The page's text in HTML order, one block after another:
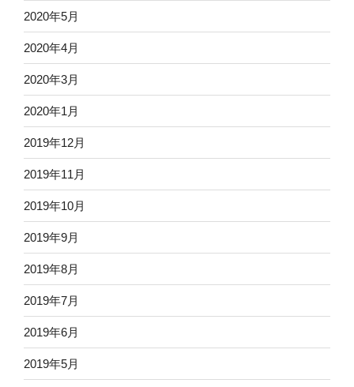
2020年5月
2020年4月
2020年3月
2020年1月
2019年12月
2019年11月
2019年10月
2019年9月
2019年8月
2019年7月
2019年6月
2019年5月